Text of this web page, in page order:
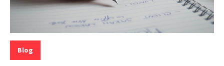
Categorias:
Blog